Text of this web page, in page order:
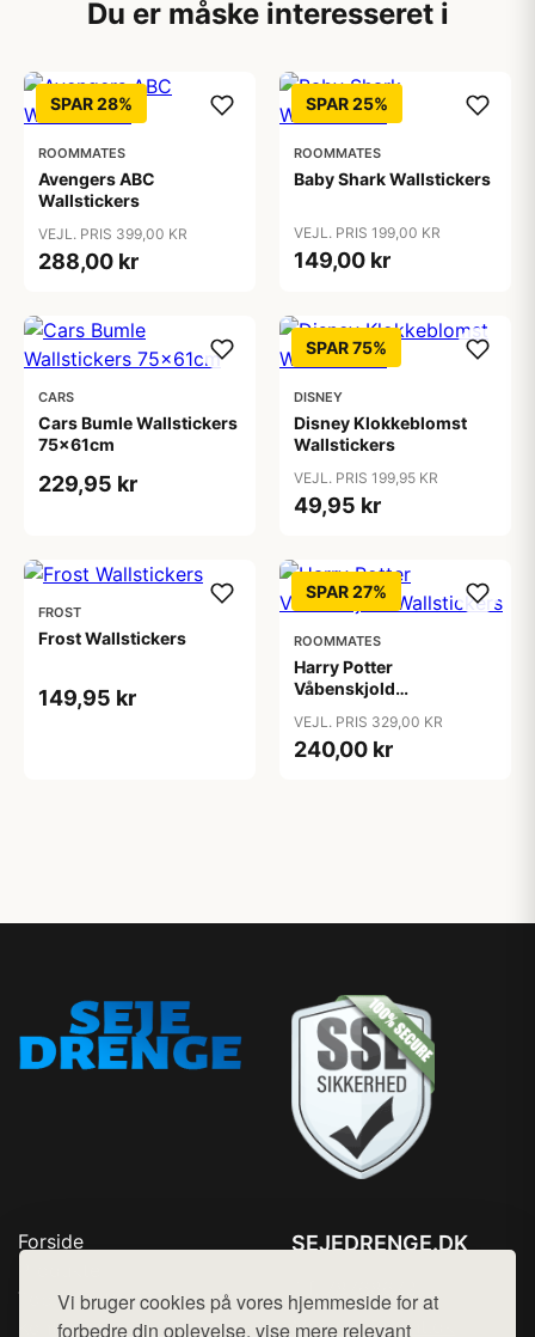
Vi bruger cookies på vores hjemmeside for at
forbedre din oplevelse, vise mere relevant
Du er måske interesseret i
SPAR 28%
ROOMMATES
Avengers ABC
Wallstickers
VEJL. PRIS 399,00 KR
288,00 kr
SPAR 25%
ROOMMATES
Baby Shark Wallstickers
VEJL. PRIS 199,00 KR
149,00 kr
CARS
Cars Bumle Wallstickers
75x61cm
229,95 kr
SPAR 75%
DISNEY
Disney Klokkeblomst
Wallstickers
VEJL. PRIS 199,95 KR
49,95 kr
FROST
Frost Wallstickers
149,95 kr
SPAR 27%
ROOMMATES
Harry Potter
Våbenskjold
VEJL. PRIS 329,00 KR
240,00 kr
Forside
Top Rabatter
Kontakt
SEJEDRENGE.DK
Mail: hej@want.dk